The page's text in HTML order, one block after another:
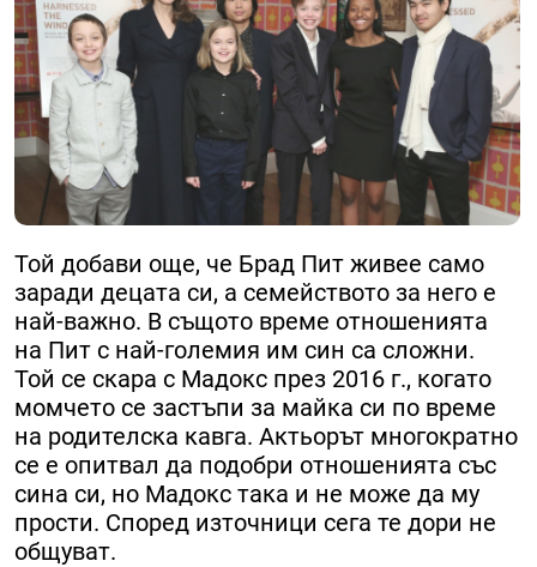
Той добави още, че Брад Пит живее само
заради децата си, а семейството за него е
най-важно. В същото време отношенията
на Пит с най-големия им син са сложни.
Той се скара с Мадокс през 2016 г., когато
момчето се застъпи за майка си по време
на родителска кавга. Актьорът многократно
се е опитвал да подобри отношенията със
сина си, но Мадокс така и не може да му
прости. Според източници сега те дори не
общуват.